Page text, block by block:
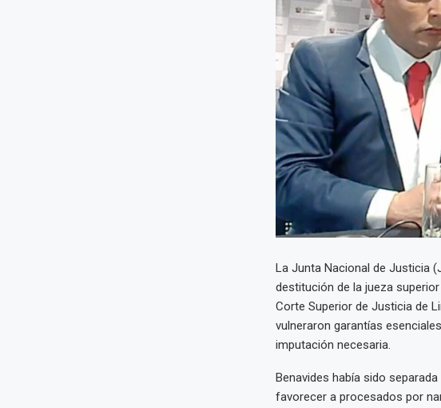
La Junta Nacional de Justicia
destitución de la jueza
Corte Superior de Justicia de
vulneraron garantías
imputación necesaria.
Benavides había sido
favorecer a procesados por